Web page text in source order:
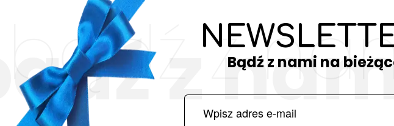
z
bądź zBądź z nami na